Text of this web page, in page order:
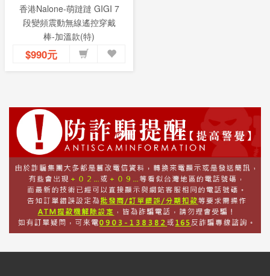
香港Nalone-萌躂躂 GIGI 7
段變頻震動無線遙控穿戴
棒-加溫款(特)
$990元